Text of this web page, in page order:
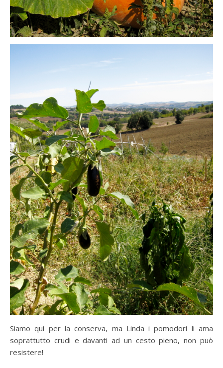
Siamo quì per la conserva, ma Linda i pomodori li ama
soprattutto crudi e davanti ad un cesto pieno, non può
resistere!